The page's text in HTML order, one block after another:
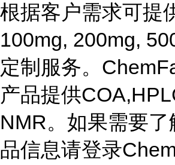
根据客户需求可提
100mg, 200mg,
定制服务。
产品提供
NMR。如果需要了
品信息请登录